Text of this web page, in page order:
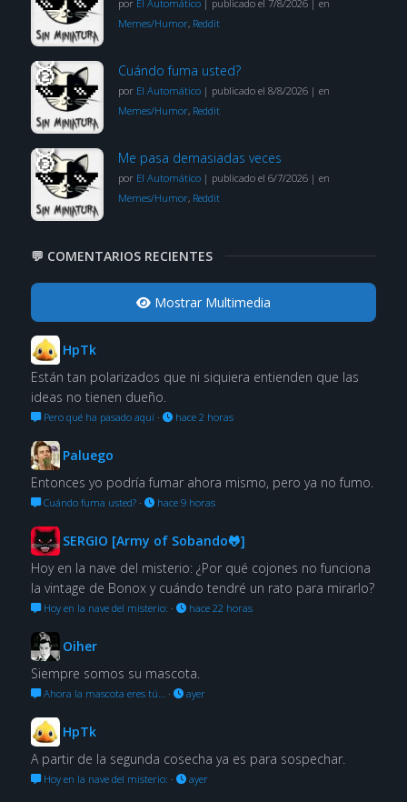
por El Automático| publicado el 7/8/2026| en
Memes/Humor, Reddit
Cuándo fuma usted?
por El Automático| publicado el 8/8/2026| en
Memes/Humor, Reddit
Me pasa demasiadas veces
por El Automático| publicado el 6/7/2026| en
Memes/Humor, Reddit
💬 COMENTARIOS RECIENTES
Mostrar Multimedia
HpTk
Están tan polarizados que ni siquiera entienden que las
ideas no tienen dueño.
Pero qué ha pasado aquí· hace 2 horas
Paluego
Entonces yo podría fumar ahora mismo, pero ya no fumo.
Cuándo fuma usted?· hace 9 horas
SERGIO [Army of Sobando🐸]
Hoy en la nave del misterio: ¿Por qué cojones no funciona
la vintage de Bonox y cuándo tendré un rato para mirarlo?
Hoy en la nave del misterio: · hace 22 horas
Oiher
Siempre somos su mascota.
Ahora la mascota eres tú… · ayer
HpTk
A partir de la segunda cosecha ya es para sospechar.
Hoy en la nave del misterio: · ayer